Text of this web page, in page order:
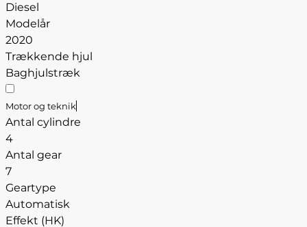
Diesel
Modelår
2020
Trækkende hjul
Baghjulstræk
Motor og teknik
Antal cylindre
4
Antal gear
7
Geartype
Automatisk
Effekt (HK)